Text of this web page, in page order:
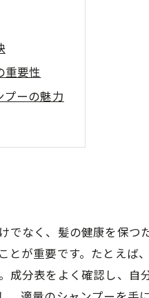
重要性
プーの魅力
ために
の第一歩
でなく、髪の健康を保つ
とが重要です。たとえば
成分表をよく確認し、自